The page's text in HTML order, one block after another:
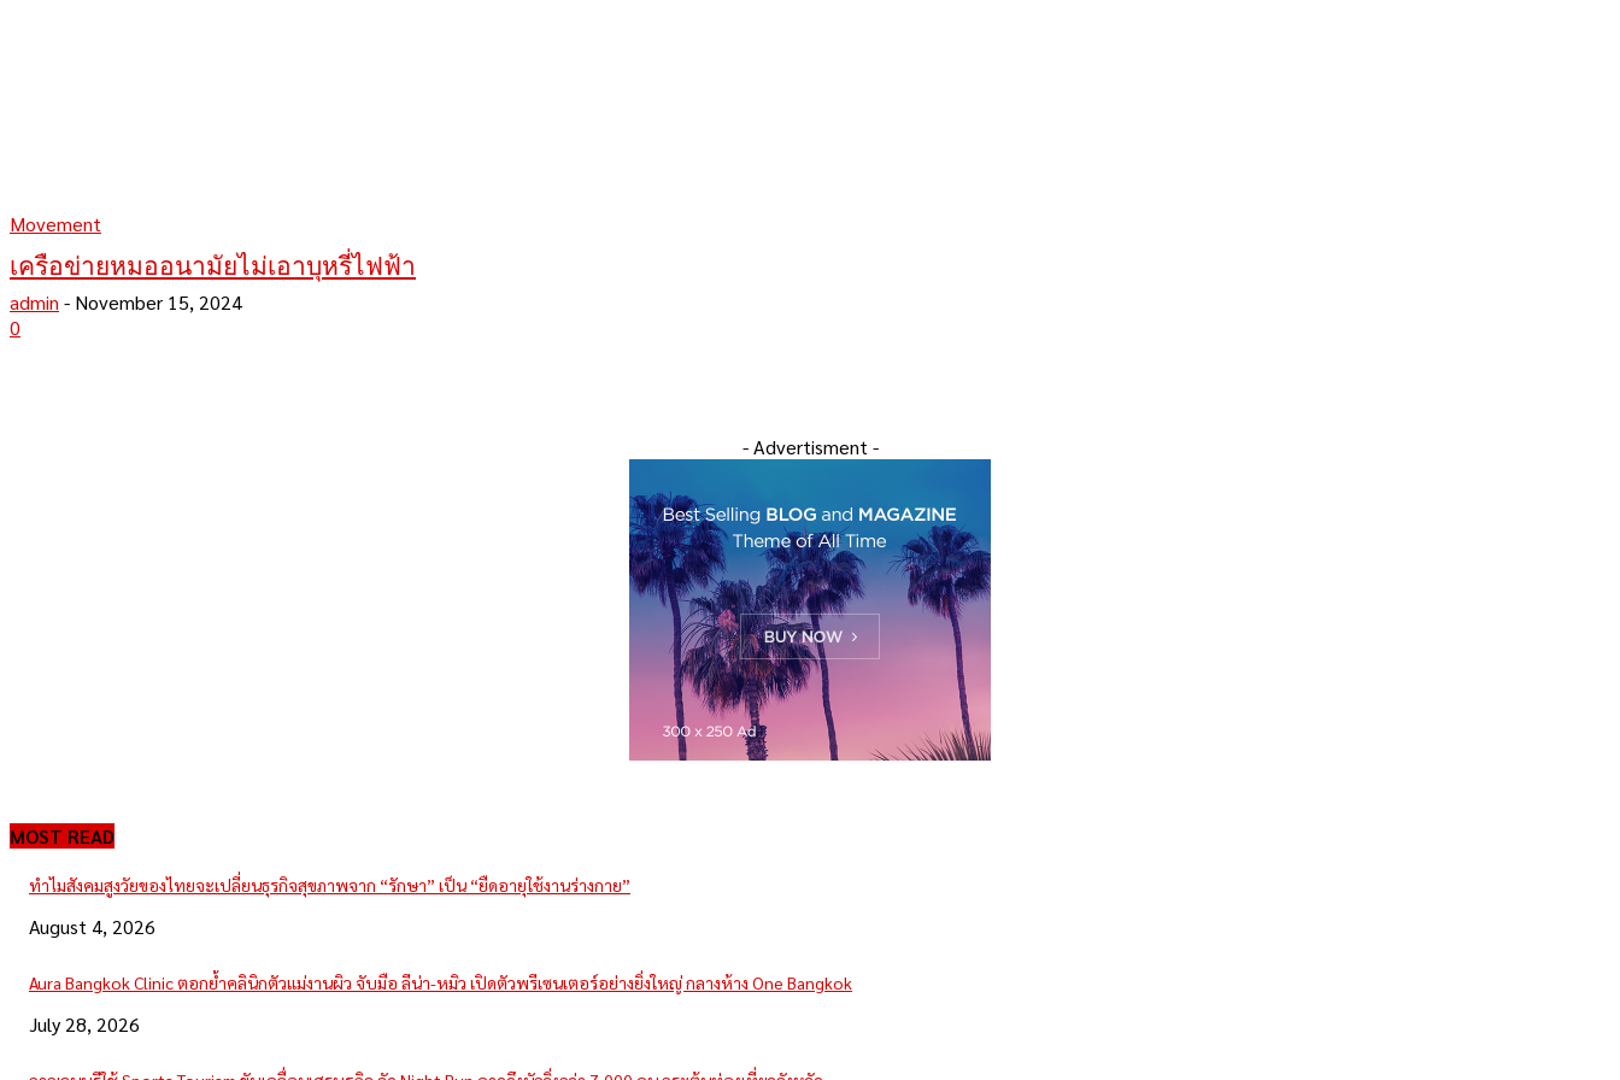
Movement
เครือข่ายหมออนามัยไม่เอาบุหรี่ไฟฟ้า
admin - November 15, 2024
0
- Advertisment -
MOST READ
ทำไมสังคมสูงวัยของไทยจะเปลี่ยนธุรกิจสุขภาพจาก “รักษา” เป็น “ยืดอายุใช้งานร่างกาย”
August 4, 2026
Aura Bangkok Clinic ตอกย้ำคลินิกตัวแม่งานผิว จับมือ ลีน่า-หมิว เปิดตัวพรีเซนเตอร์อย่างยิ่งใหญ่ กลางห้าง One Bangkok
July 28, 2026